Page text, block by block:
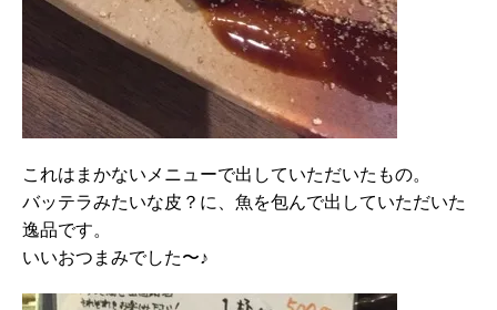
これはまかないメニューで出していただいたもの。
バッテラみたいな皮？に、魚を包んで出していただいた
逸品です。
いいおつまみでした〜♪